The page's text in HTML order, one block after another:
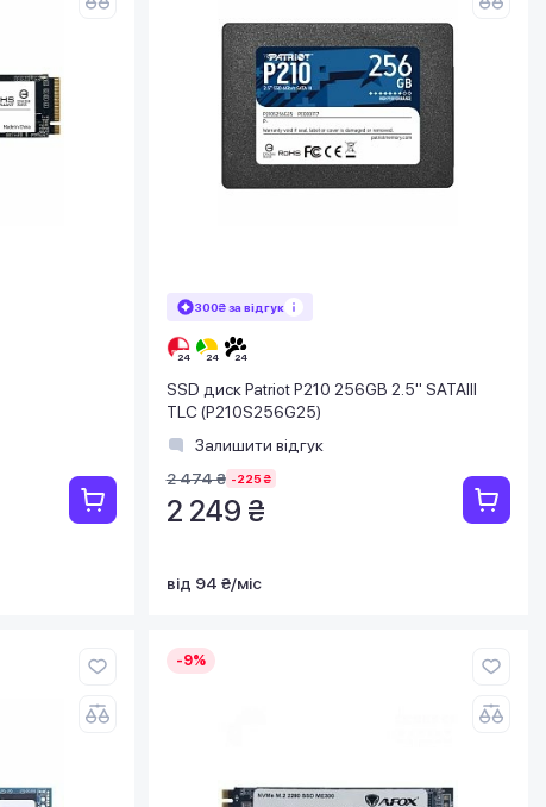
300₴ за відгук
SSD диск Patriot P210 256GB 2.5" SATAIII
TLC (P210S256G25)
Залишити відгук
2 474 ₴ -225 ₴
2 249 ₴
від 94 ₴/міс
-9%